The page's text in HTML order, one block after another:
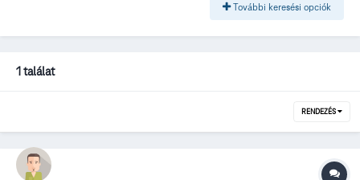
További keresési opciók
1 találat
RENDEZÉS